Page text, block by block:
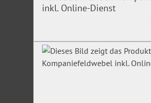
inkl. Online-Dienst